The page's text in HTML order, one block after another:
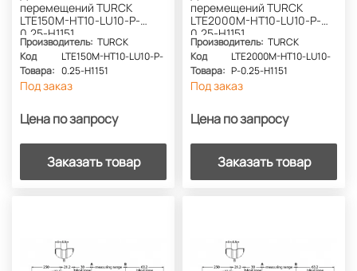
перемещений TURCK
LTE150M-HT10-LU10-P-
0.25-H1151
Производитель: TURCK
Код
Товара:
LTE150M-HT10-LU10-P-
0.25-H1151
Под заказ
Цена по запросу
Заказать товар
перемещений TURCK
LTE2000M-HT10-LU10-P-
0.25-H1151
Производитель: TURCK
Код
Товара:
LTE2000M-HT10-LU10-
P-0.25-H1151
Под заказ
Цена по запросу
Заказать товар